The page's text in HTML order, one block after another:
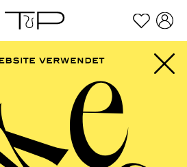
Zum Footer springen
BALLETT